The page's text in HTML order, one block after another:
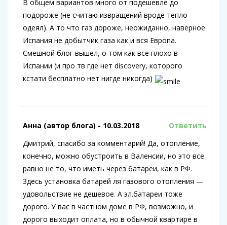
В общем вариантов много от подешевле до
подороже (не считаю извращений вроде тепло
одеял). А то что газ дороже, неожиданно, наверное
Испания не добытчик газа как и вся Европа.
Смешной блог вышел, о том как все плохо в
Испании (и про тв где нет discovery, которого
кстати бесплатно нет нигде никогда)
Анна (автор блога) - 10.03.2018
Ответить
Дмитрий, спасибо за комментарий! Да, отопление,
конечно, можно обустроить в Валенсии, но это все
равно не то, что иметь через батареи, как в РФ.
Здесь установка батарей ля газового отопления —
удовольствие не дешевое. А эл.батареи тоже
дорого. У вас в частном доме в РФ, возможно, и
дорого выходит оплата, но в обычной квартире в